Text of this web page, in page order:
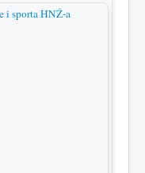
i sporta HNŽ-a